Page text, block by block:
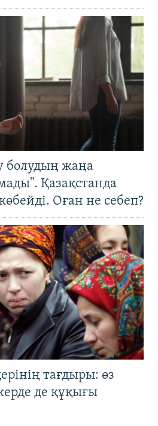
болудың жаңа
Қазақстанда
Оған не себеп?
тағдыры: өз
де құқығы